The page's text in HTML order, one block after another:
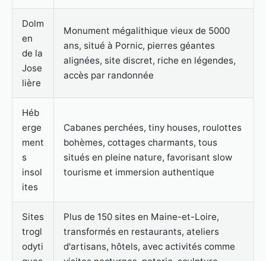
Dolm
en
de la
Jose
lière
Monument mégalithique vieux de 5000
ans, situé à Pornic, pierres géantes
alignées, site discret, riche en légendes,
accès par randonnée
Héb
erge
ment
s
insol
ites
Cabanes perchées, tiny houses, roulottes
bohèmes, cottages charmants, tous
situés en pleine nature, favorisant slow
tourisme et immersion authentique
Sites
trogl
odyti
Plus de 150 sites en Maine-et-Loire,
transformés en restaurants, ateliers
d'artisans, hôtels, avec activités comme